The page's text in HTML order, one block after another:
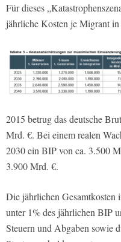
Für dieses
jährliche Kosten je Migrant
2015 betrug das deutsche
Mrd. €. Bei einem realen
2030 ein BIP von ca. 3.500
3.900 Mrd. €.
Die jährlichen Gesamtkosten
unter 1% des jährlichen BIP
Steuern und Abgaben sowie